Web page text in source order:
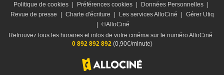
Politique de cookies
Préférences cookies Données Personnelles
Revue de presse
Charte d'écriture Les services AlloCiné
Gérer Utiq
©AlloCiné
Retrouvez tous les horaires et infos de votre cinéma sur le numéro AlloCiné :
0 892 892 892(0,90€/minute)